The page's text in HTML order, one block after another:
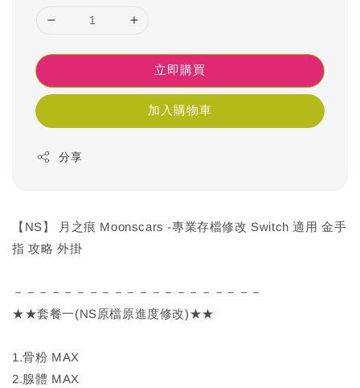
立即購買
加入購物車
分享
【NS】 月之痕 Moonscars -專業存檔修改 Switch 適用 金手
指 攻略 外掛
－－－－－－－－－－－－－－－－－－－－
★★套餐一(NS原檔原進度修改)★★
1.骨粉 MAX
2.腺體 MAX